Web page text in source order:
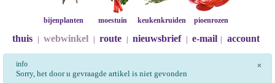
bijenplanten moestuin keukenkruiden pioenrozen
thuis webwinkel route nieuwsbrief e-mail account
×
info
Sorry, het door u gevraagde artikel is niet gevonden